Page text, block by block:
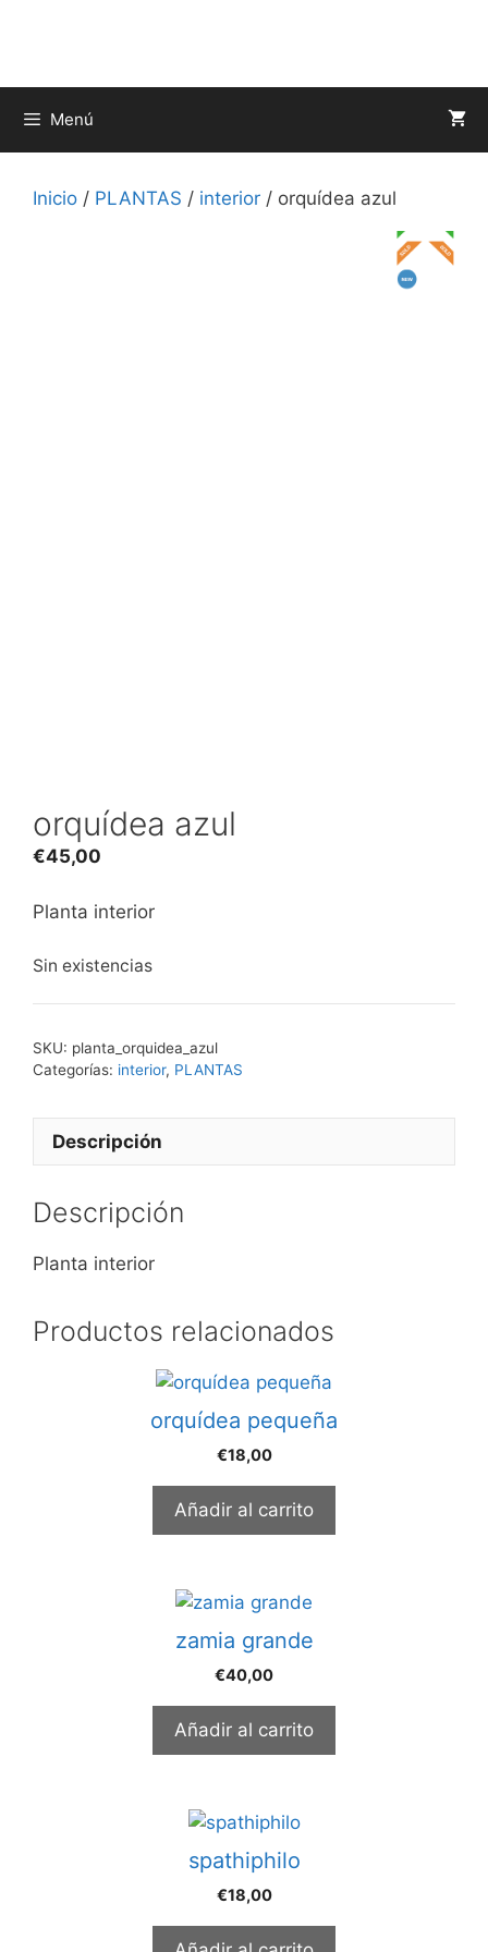
Menú
Inicio / PLANTAS / interior / orquídea azul
orquídea azul
€45,00
Planta interior
Sin existencias
SKU: planta_orquidea_azul
Categorías: interior, PLANTAS
Descripción
Descripción
Planta interior
Productos relacionados
orquídea pequeña
€18,00
Añadir al carrito
zamia grande
€40,00
Añadir al carrito
spathiphilo
€18,00